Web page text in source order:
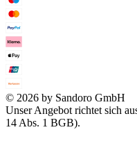
© 2026 by Sandoro GmbH
Unser Angebot richtet sich
14 Abs. 1 BGB).